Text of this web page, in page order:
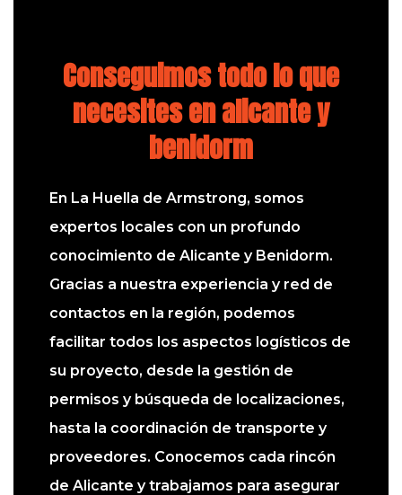
Conseguimos todo lo que
necesites en alicante y
benidorm
En La Huella de Armstrong, somos
expertos locales con un profundo
conocimiento de Alicante y Benidorm.
Gracias a nuestra experiencia y red de
contactos en la región, podemos
facilitar todos los aspectos logísticos de
su proyecto, desde la gestión de
permisos y búsqueda de localizaciones,
hasta la coordinación de transporte y
proveedores. Conocemos cada rincón
de Alicante y trabajamos para asegurar